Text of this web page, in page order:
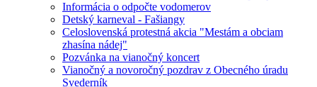
Informácia o odpočte vodomerov
Detský karneval - Fašiangy
Celoslovenská protestná akcia "Mestám a obciam
zhasína nádej"
Pozvánka na vianočný koncert
Vianočný a novoročný pozdrav z Obecného úradu
Svederník